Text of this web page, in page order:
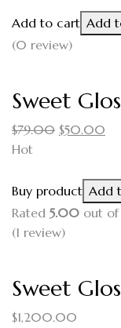
Add to cart Add
(0 review)
Sweet
$79.00 $50.00
Hot
Buy product Add
Rated 5.00 out of
(1 review)
Sweet
$1,200.00